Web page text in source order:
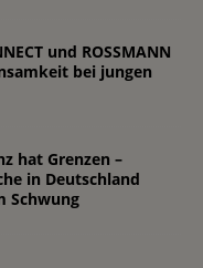
und ROSSMANN
bei jungen
hat Grenzen –
in Deutschland
Schwung